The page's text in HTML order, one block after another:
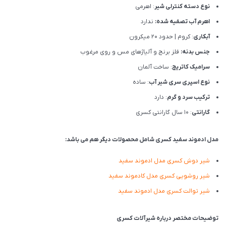
نوع دسته کنترلی شیر: اهرمی
اهرم آب تصفیه شده: ندارد
آبکاری: کروم | حدود 20 میکرون
جنس بدنه: فلز برنج و آلیاژهای مس و روی مرغوب
سرامیک کاتریج: ساخت آلمان
نوع اسپری سری شیر آب: ساده
ترکیب سرد و گرم: دارد
گارانتی: 10 سال گارانتی کسری
مدل ادموند سفید کسری شامل محصولات دیگر هم می باشد:
شیر دوش کسری مدل ادموند سفید
شیر روشویی کسری مدل کادموند سفید
شیر توالت کسری مدل ادموند سفید
توضیحات مختصر درباره شیرآلات کسری